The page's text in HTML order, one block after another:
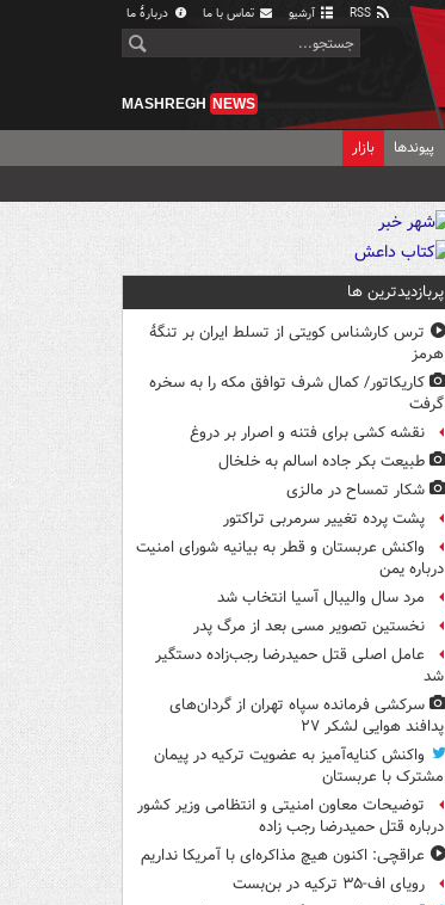
آرشیو تماس با ما دربارهٔ ما
MASHREGH NEWS
پیوندها بازار
پربازدیدترین ها
ترس کارشناس کویتی از تسلط ایران بر تنگۀ
هرمز
کاریکاتور/ کمال شرف توافق مکه را به سخره
گرفت
نقشه کشی برای فتنه و اصرار بر دروغ
طبیعت بکر جاده اسالم به خلخال
شکار تمساح در مالزی
پشت پرده تغییر سرمربی تراکتور
واکنش عربستان و قطر به بیانیه شورای امنیت
درباره یمن
مرد سال والیبال آسیا انتخاب شد
نخستین تصویر مسی بعد از مرگ پدر
عامل اصلی قتل حمیدرضا رجب‌زاده دستگیر
شد
سرکشی فرمانده سپاه تهران از گردان‌های
پدافند هوایی لشکر ۲۷
واکنش کنایه‌آمیز به عضویت ترکیه در پیمان
مشترک با عربستان
توضیحات معاون امنیتی و انتظامی وزیر کشور
درباره قتل حمیدرضا رجب زاده
عراقچی: اکنون هیچ مذاکره‌ای با آمریکا نداریم
رویای اف-۳۵ ترکیه در بن‌بست